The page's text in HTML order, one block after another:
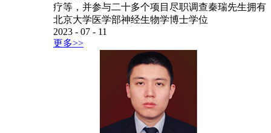
疗等，并参与二十多个项目尽职调查秦瑞先生拥有
北京大学医学部神经生物学博士学位
2023 - 07 - 11
更多>>